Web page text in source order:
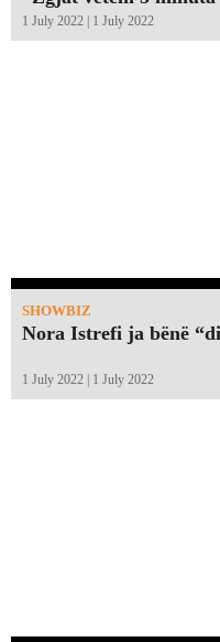
1 July 2022 | 1 July 2022
SHOWBIZ
Nora Istrefi ja bënë
1 July 2022 | 1 July 2022